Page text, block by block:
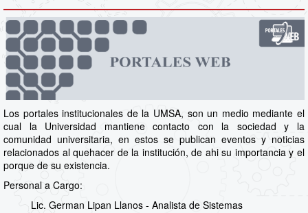
Los portales institucionales de la UMSA, son un medio mediante el
cual la Universidad mantiene contacto con la sociedad y la
comunidad universitaria, en estos se publican eventos y noticias
relacionados al quehacer de la institución, de ahi su importancia y el
porque de su existencia.
Personal a Cargo:
Lic. German Lipan Llanos - Analista de Sistemas